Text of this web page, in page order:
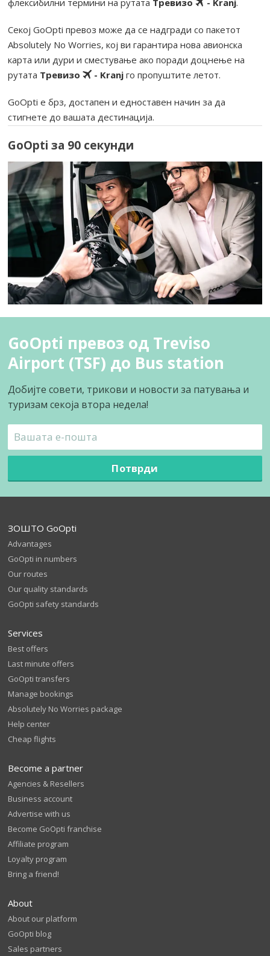
Секој GoOpti превоз може да се надгради со пакетот
Absolutely No Worries, кој ви гарантира нова авионска
карта или дури и сместување ако поради доцнење на
рутата Тревизо - Kranj го пропуштите летот.
GoOpti е брз, достапен и едноставен начин за да
стигнете до вашата дестинација.
GoOpti за 90 секунди
GoOpti превоз од Treviso
Airport (TSF) до Bus station
Добијте совети, трикови и новости за патувања и
туризам секоја втора недела!
Потврди
ЗОШТО GoOpti
Advantages
GoOpti in numbers
Our routes
Our quality standards
GoOpti safety standards
Services
Best offers
Last minute offers
GoOpti transfers
Manage bookings
Absolutely No Worries package
Help center
Cheap flights
Become a partner
Agencies & Resellers
Business account
Advertise with us
Become GoOpti franchise
Affiliate program
Loyalty program
Bring a friend!
About
About our platform
GoOpti blog
Sales partners